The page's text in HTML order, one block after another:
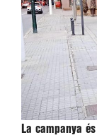
La campanya